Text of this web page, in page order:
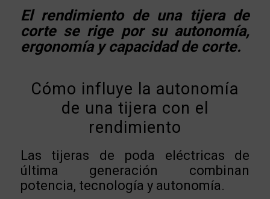
El rendimiento de una tijera de
corte se rige por su autonomía,
ergonomía y capacidad de corte.
Cómo influye la autonomía
de una tijera con el
rendimiento
Las tijeras de poda eléctricas de
última generación combinan
potencia, tecnología y autonomía.